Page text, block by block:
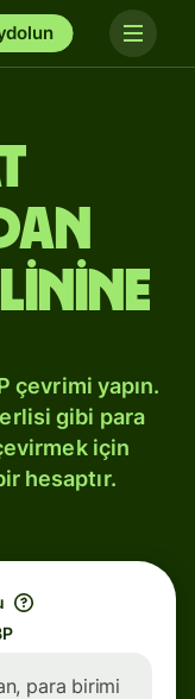
çevrimi yapın.
gibi para
için
hesaptır.
para birimi